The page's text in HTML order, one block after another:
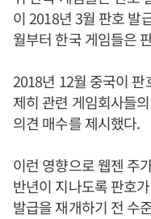
이 2018년 3월 판호 발
월부터 한국 게임들은
2018년 12월 중국이 판
제히 관련 게임회사들
의견 매수를 제시했다.
이런 영향으로 웹젠 주
반년이 지나도록 판호
발급을 재개하기 전 수